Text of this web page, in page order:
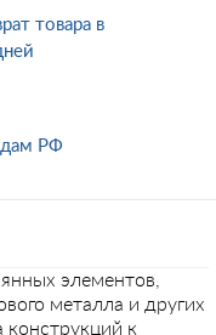
товара в
РФ
элементов,
металла и других
конструкций к